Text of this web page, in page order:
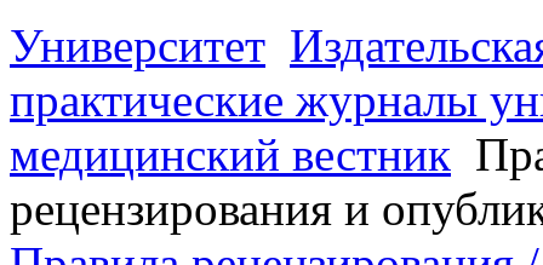
Университет
практические журналы
медицинский вестник
рецензирования и